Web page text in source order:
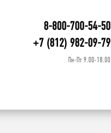
8-800-700-54-50
+7 (812) 982-09-79
Пн-Пт 9.00-18.00